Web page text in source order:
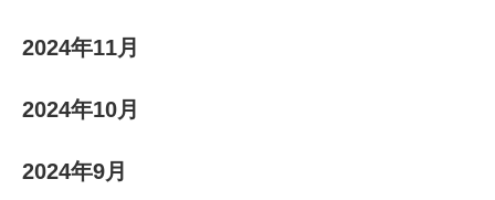
2024年11月
2024年10月
2024年9月